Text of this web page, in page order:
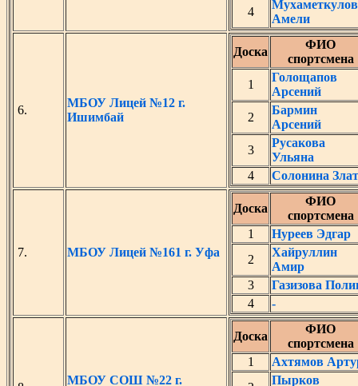
4
Амели
6.
МБОУ Лицей №12 г.
Ишимбай
Доска
ФИО
спортсмена
1
Голощапов
Арсений
2
Бармин
Арсений
3
Русакова
Ульяна
4
Солонина
7. МБОУ Лицей №161 г. Уфа
Доска
ФИО
спортсмена
1
Нуреев Эдгар
2
Хайруллин
Амир
3
Газизова
4
-
МБОУ СОШ №22 г.
Доска
ФИО
спортсмена
1
Ахтямов
Пырков